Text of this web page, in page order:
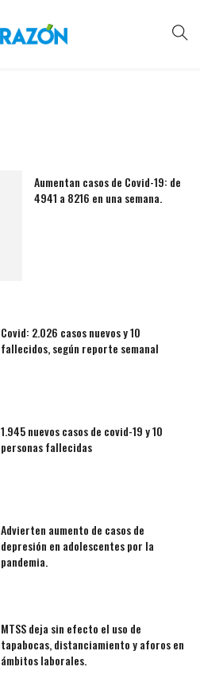
Aumentan casos de Covid-19: de
4941 a 8216 en una semana.
Covid: 2.026 casos nuevos y 10
fallecidos, según reporte semanal
1.945 nuevos casos de covid-19 y 10
personas fallecidas
Advierten aumento de casos de
depresión en adolescentes por la
pandemia.
MTSS deja sin efecto el uso de
tapabocas, distanciamiento y aforos en
ámbitos laborales.